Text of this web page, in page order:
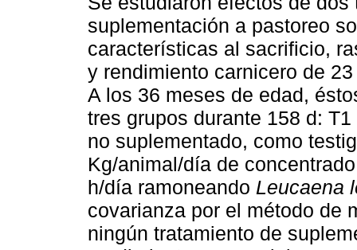
suplementación a pastoreo
características al sacrificio,
y rendimiento carnicero de
A los 36 meses de edad,
tres grupos durante 158 d:
no suplementado, como
Kg/animal/día de
h/día ramoneando Leucaena
covarianza por el método de
ningún tratamiento de